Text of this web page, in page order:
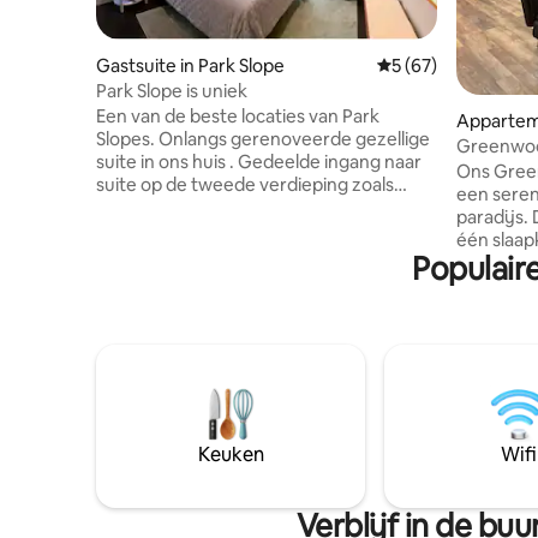
Gastsuite in Park Slope Gemiddelde
5 (67)
Park Slope is uniek
Een van de beste locaties van Park
Slopes. Onlangs gerenoveerde gezellige
suite in ons huis . Gedeelde ingang naar
suite op de tweede verdieping zoals
Barclay Center, alle musea, en beschikt
eetgelegenheden voor al je smaken. Er is
een trap om naar de unit te komen.
Ons
een
paradijs.
één
kantoor
baadt in
handig
en-
moeilijk
Keuken Wifi
Verblijf in de